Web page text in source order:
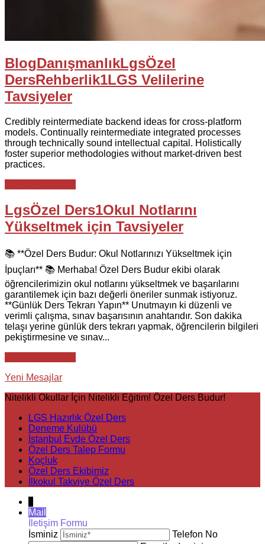
BlogDanışmanlıkLgsÖzel
DersRehberlik1LGS Velilerine
Tavsiyeler
Credibly reintermediate backend ideas for cross-platform
models. Continually reintermediate integrated processes
through technically sound intellectual capital. Holistically
foster superior methodologies without market-driven best
practices.
LgsÖzel Ders1Okul Notlarını
Yükseltmek için Tavsiyeler
📚 **Özel Ders Budur: Okul Notlarınızı Yükseltmek için
İpuçları** 📚 Merhaba! Özel Ders Budur ekibi olarak
öğrencilerimizin okul notlarını yükseltmek ve başarılarını
garantilemek için bazı değerli öneriler sunmak istiyoruz.
**Günlük Ders Tekrarı Yapın** Unutmayın ki düzenli ve
verimli çalışma, sınav başarısının anahtarıdır. Son dakika
telaşı yerine günlük ders tekrarı yapmak, öğrencilerin bilgileri
pekiştirmesine ve sınav...
Yeni Mesajlar
Nitelikli Okullar İçin Nitelikli Eğitim! Özel Ders Budur!
LGS Hazırlık Özel Ders
Deneme Kulübü
İstanbul Evde Özel Ders
Özel Ders Talep Formu
Koçluk
Özel Ders Ekibimiz
İlkokul Takviye Özel Ders
Mail
İletişim Formu
İsminiz
Telefon No